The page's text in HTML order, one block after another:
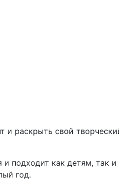
и раскрыть свой
и подходит как детям, так
год.